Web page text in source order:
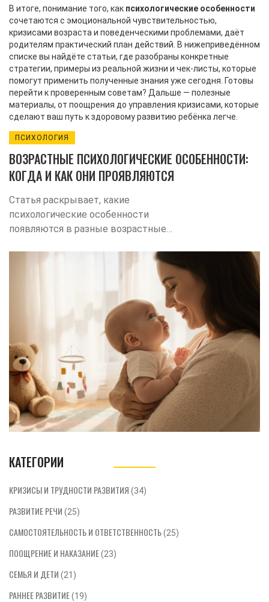
В итоге, понимание того, как психологические особенности
сочетаются с эмоциональной чувствительностью,
кризисами возраста и поведенческими проблемами, даёт
родителям практический план действий. В нижеприведённом
списке вы найдёте статьи, где разобраны конкретные
стратегии, примеры из реальной жизни и чек‑листы, которые
помогут применить полученные знания уже сегодня. Готовы
перейти к проверенным советам? Дальше — полезные
материалы, от поощрения до управления кризисами, которые
сделают ваш путь к здоровому развитию ребёнка легче.
ПСИХОЛОГИЯ
ВОЗРАСТНЫЕ ПСИХОЛОГИЧЕСКИЕ ОСОБЕННОСТИ:
КОГДА И КАК ОНИ ПРОЯВЛЯЮТСЯ
Статья раскрывает, какие
психологические особенности
появляются в разные возрастные
жизни, и как их поддержать.
КАТЕГОРИИ
КРИЗИСЫ И ТРУДНОСТИ РАЗВИТИЯ (34)
РАЗВИТИЕ РЕЧИ (25)
САМОСТОЯТЕЛЬНОСТЬ И ОТВЕТСТВЕННОСТЬ(25)
ПООЩРЕНИЕ И НАКАЗАНИЕ(23)
СЕМЬЯ И ДЕТИ (21)
РАННЕЕ РАЗВИТИЕ(19)